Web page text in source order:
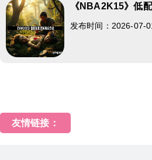
《NBA2K15》低
发布时间：2026-07-
友情链接：